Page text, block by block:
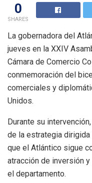
0
SHARES
La gobernadora del
jueves en la XXIV
Cámara de Comercio
conmemoración del
comerciales y
Unidos.
Durante su
de la estrategia dirigida
que el Atlántico sigue
atracción de inversión
el departamento.